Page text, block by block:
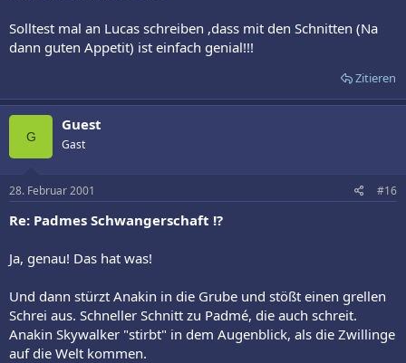
Solltest mal an Lucas schreiben ,dass mit den Schnitten (Na
dann guten Appetit) ist einfach genial!!!
Zitieren
G
Guest
Gast
28. Februar 2001 #16
Re: Padmes Schwangerschaft !?
Ja, genau! Das hat was!
Und dann stürzt Anakin in die Grube und stößt einen grellen
Schrei aus. Schneller Schnitt zu Padmé, die auch schreit.
Anakin Skywalker "stirbt" in dem Augenblick, als die Zwillinge
auf die Welt kommen.